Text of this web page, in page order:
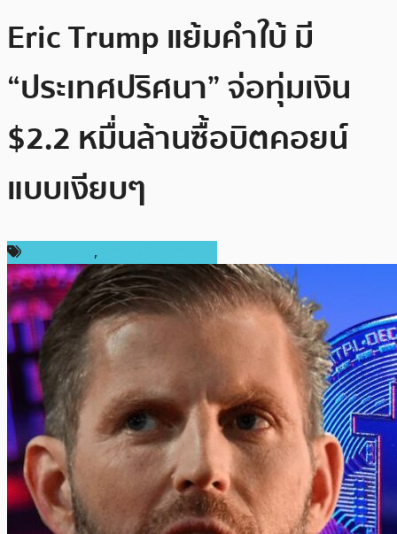
Eric Trump แย้มคำใบ้ มี
“ประเทศปริศนา” จ่อทุ่มเงิน
$2.2 หมื่นล้านซื้อบิตคอยน์
แบบเงียบๆ
,